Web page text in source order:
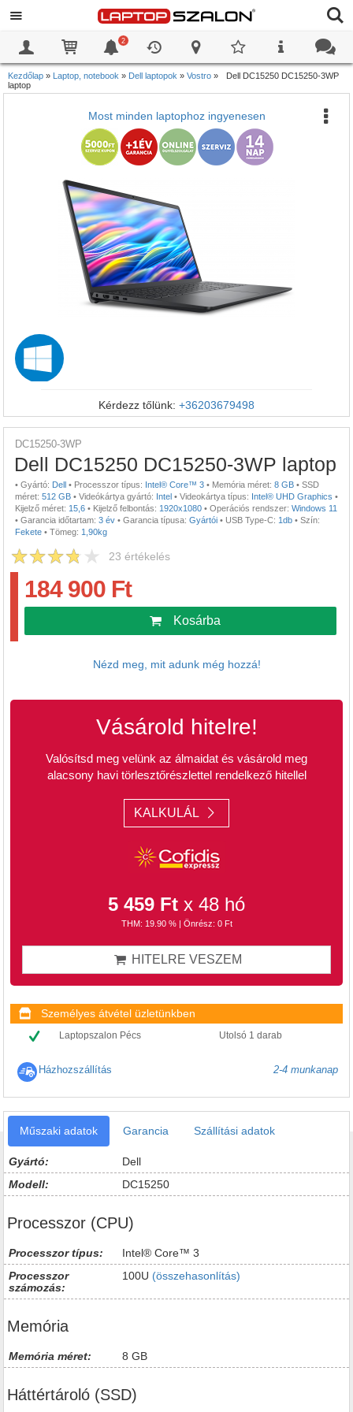
2
Kezdőlap » Laptop, notebook » Dell laptopok » Vostro »
Dell DC15250 DC15250-3WP
laptop
Most minden laptophoz ingyenesen
Kérdezz tőlünk: +36203679498
DC15250-3WP
Dell DC15250 DC15250-3WP laptop
• Gyártó: Dell • Processzor típus: Intel® Core™ 3 • Memória méret: 8 GB • SSD
méret: 512 GB • Videókártya gyártó: Intel • Videokártya típus: Intel® UHD Graphics •
Kijelző méret: 15,6 • Kijelző felbontás: 1920x1080 • Operációs rendszer: Windows 11
• Garancia időtartam: 3 év • Garancia típusa: Gyártói • USB Type-C: 1db • Szín:
Fekete • Tömeg: 1,90kg
23 értékelés
184 900 Ft
Kosárba
Nézd meg, mit adunk még hozzá!
Vásárold hitelre!
Valósítsd meg velünk az álmaidat és vásárold meg
alacsony havi törlesztőrészlettel rendelkező hitellel
KALKULÁL
5 459 Ft x 48 hó
THM: 19.90 % | Önrész: 0 Ft
HITELRE VESZEM
Személyes átvétel üzletünkben
Laptopszalon Pécs Utolsó 1 darab
Házhozszállítás 2-4 munkanap
Műszaki adatok Garancia Szállítási adatok
Gyártó:
Dell
Modell:
DC15250
Processzor (CPU)
Processzor típus:
Intel® Core™ 3
Processzor
számozás:
100U (összehasonlítás)
Memória
Memória méret: 8 GB
Háttértároló (SSD)
0
0